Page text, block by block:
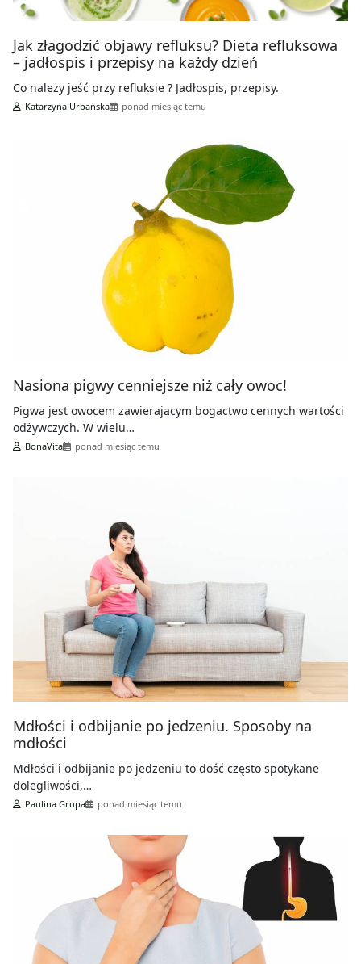
Jak złagodzić objawy refluksu? Dieta refluksowa
– jadłospis i przepisy na każdy dzień
Co należy jeść przy refluksie ? Jadłospis, przepisy.
Katarzyna Urbańska ponad miesiąc temu
Nasiona pigwy cenniejsze niż cały owoc!
Pigwa jest owocem zawierającym bogactwo cennych wartości
odżywczych. W wielu…
BonaVita ponad miesiąc temu
Mdłości i odbijanie po jedzeniu. Sposoby na
mdłości
Mdłości i odbijanie po jedzeniu to dość często spotykane
dolegliwości,…
Paulina Grupa ponad miesiąc temu